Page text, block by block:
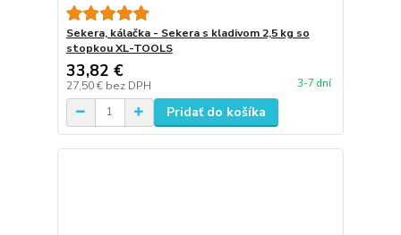
Sekera, kálačka - Sekera s kladivom 2,5 kg so
stopkou XL-TOOLS
33,82 €
27,50 € bez DPH 3-7 dní
Pridať do košíka